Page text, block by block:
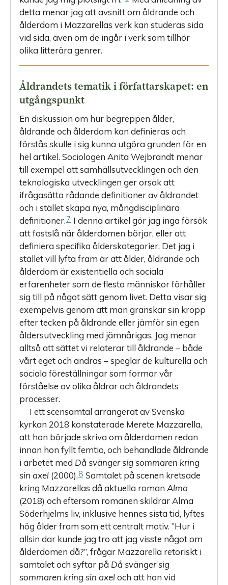
detta menar jag att avsnitt om åldrande och
ålderdom i Mazzarellas verk kan studeras sida
vid sida, även om de ingår i verk som tillhör
olika litterära genrer.
Åldrandets tematik i författarskapet: en
utgångspunkt
En diskussion om hur begreppen ålder,
åldrande och ålderdom kan definieras och
förstås skulle i sig kunna utgöra grunden för en
hel artikel. Sociologen Anita Wejbrandt menar
till exempel att samhällsutvecklingen och den
teknologiska utvecklingen ger orsak att
ifrågasätta rådande definitioner av åldrandet
och i stället skapa nya, mångdisciplinära
definitioner.7 I denna artikel gör jag inga försök
att fastslå när ålderdomen börjar, eller att
definiera specifika ålderskategorier. Det jag i
stället vill lyfta fram är att ålder, åldrande och
ålderdom är existentiella och sociala
erfarenheter som de flesta människor förhåller
sig till på något sätt genom livet. Detta visar sig
exempelvis genom att man granskar sin kropp
efter tecken på åldrande eller jämför sin egen
åldersutveckling med jämnårigas. Jag menar
alltså att sättet vi relaterar till åldrande – både
vårt eget och andras – speglar de kulturella och
sociala föreställningar som formar vår
förståelse av olika åldrar och åldrandets
processer.
I ett scensamtal arrangerat av Svenska
kyrkan 2018 konstaterade Merete Mazzarella,
att hon började skriva om ålderdomen redan
innan hon fyllt femtio, och behandlade åldrande
i arbetet med Då svänger sig sommaren kring
sin axel (2000).8 Samtalet på scenen kretsade
kring Mazzarellas då aktuella roman Alma
(2018) och eftersom romanen skildrar Alma
Söderhjelms liv, inklusive hennes sista tid, lyftes
hög ålder fram som ett centralt motiv. ”Hur i
allsin dar kunde jag tro att jag visste något om
ålderdomen då?”, frågar Mazzarella retoriskt i
samtalet och syftar på Då svänger sig
sommaren kring sin axeloch att hon vid